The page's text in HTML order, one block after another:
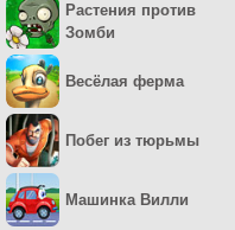
Растения против
Зомби
Весёлая ферма
Побег из тюрьмы
Машинка Вилли